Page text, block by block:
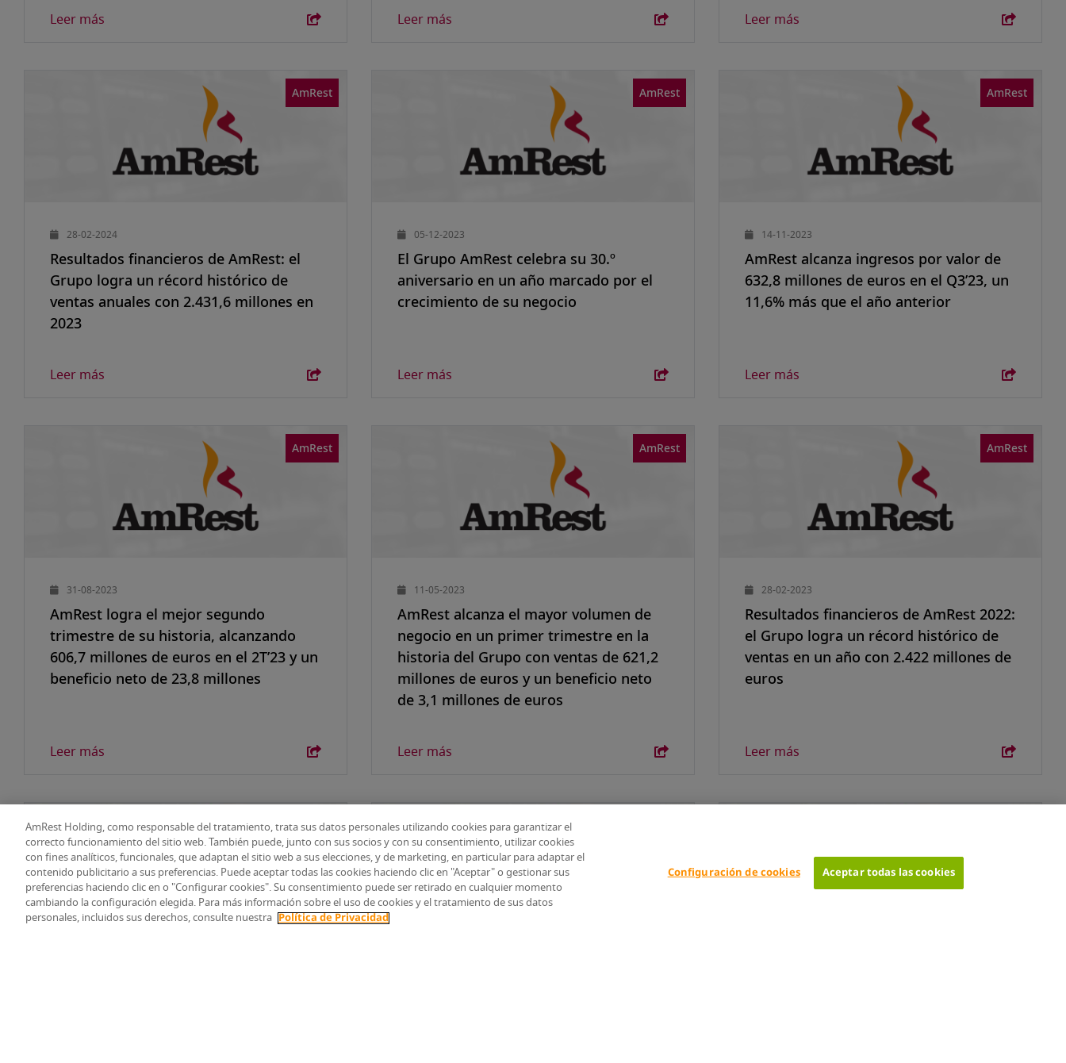
Leer más Leer más Leer más
AmRest
28-02-2024
Resultados financieros de AmRest: el
Grupo logra un récord histórico de
ventas anuales con 2.431,6 millones en
2023
Leer más
AmRest
05-12-2023
El Grupo AmRest celebra su 30.º
aniversario en un año marcado por el
crecimiento de su negocio
Leer más
AmRest
14-11-2023
AmRest alcanza ingresos por valor de
632,8 millones de euros en el Q3’23, un
11,6% más que el año anterior
Leer más
AmRest
31-08-2023
AmRest logra el mejor segundo
trimestre de su historia, alcanzando
606,7 millones de euros en el 2T’23 y un
beneficio neto de 23,8 millones
Leer más
AmRest
11-05-2023
AmRest alcanza el mayor volumen de
negocio en un primer trimestre en la
historia del Grupo con ventas de 621,2
millones de euros y un beneficio neto
de 3,1 millones de euros
Leer más
AmRest
28-02-2023
Resultados financieros de AmRest 2022:
el Grupo logra un récord histórico de
ventas en un año con 2.422 millones de
euros
Leer más
AmRest
AmRest Holding, como responsable del tratamiento, trata sus datos personales utilizando cookies para garantizar el
correcto funcionamiento del sitio web. También puede, junto con sus socios y con su consentimiento, utilizar cookies
con fines analíticos, funcionales, que adaptan el sitio web a sus elecciones, y de marketing, en particular para adaptar el
contenido publicitario a sus preferencias. Puede aceptar todas las cookies haciendo clic en "Aceptar" o gestionar sus
preferencias haciendo clic en o "Configurar cookies". Su consentimiento puede ser retirado en cualquier momento
cambiando la configuración elegida. Para más información sobre el uso de cookies y el tratamiento de sus datos
personales, incluidos sus derechos, consulte nuestra
Política de Privacidad
Configuración de cookies Aceptar todas las cookies